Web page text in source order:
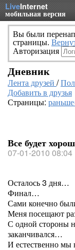
LiveInternet
мобильная версия
Вы были
страницы.
Авторизация
Дневник
Лента друзей /
Добавить в друзья
Страницы:
Все будет
07-01-2010 08:04
Осталось 3 дня…
Финал…
Сами конечно
Меня посещают
С одной стороны
заканчивался…
И естественно мы